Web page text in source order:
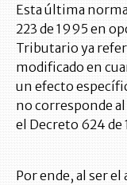
Esta última
223 de 1995 en
Tributario ya
modificado en
un efecto
no corresponde
el Decreto 624 de
Por ende, al ser